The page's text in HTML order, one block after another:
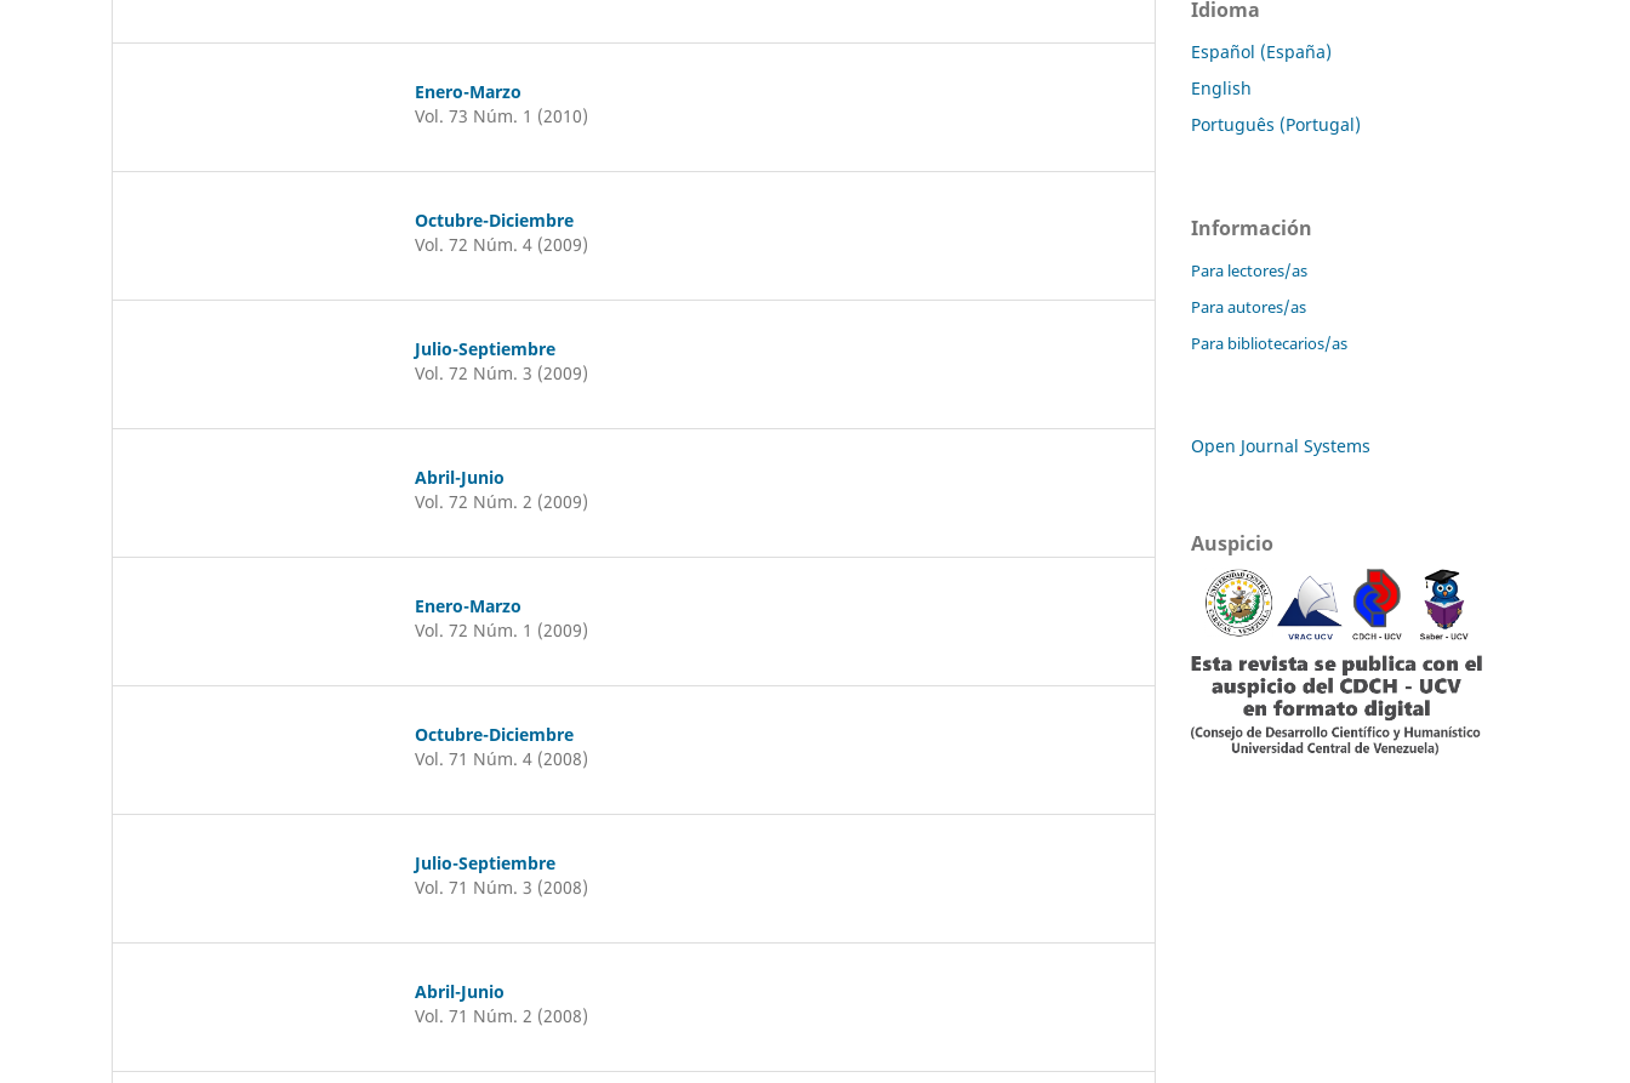
Enero-Marzo
Vol. 73 Núm. 1 (2010)
Octubre-Diciembre
Vol. 72 Núm. 4 (2009)
Julio-Septiembre
Vol. 72 Núm. 3 (2009)
Abril-Junio
Vol. 72 Núm. 2 (2009)
Enero-Marzo
Vol. 72 Núm. 1 (2009)
Octubre-Diciembre
Vol. 71 Núm. 4 (2008)
Julio-Septiembre
Vol. 71 Núm. 3 (2008)
Abril-Junio
Vol. 71 Núm. 2 (2008)
Idioma
Español (España)
English
Português (Portugal)
Información
Para lectores/as
Para autores/as
Para bibliotecarios/as
Open Journal Systems
Auspicio